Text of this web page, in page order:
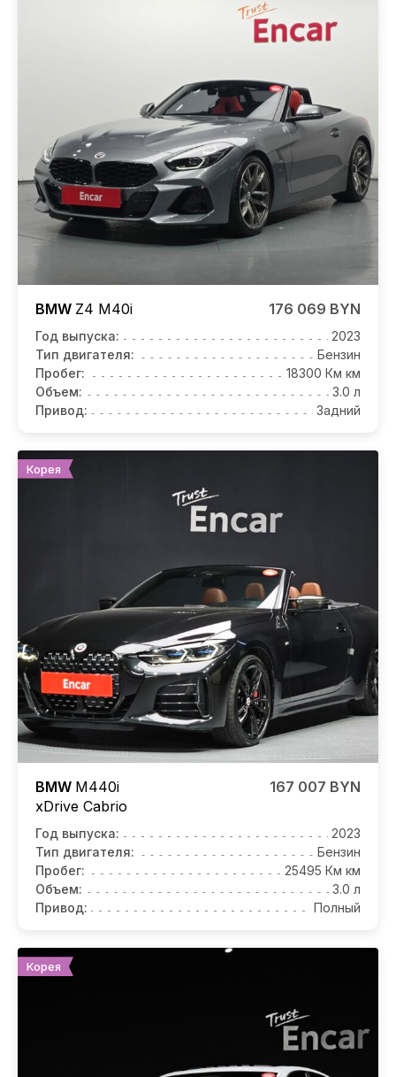
BMW Z4 M40i 176 069 BYN
Год выпуска:
2023
Тип двигателя:
Бензин
Пробег:
18300 Км км
Объем:
3.0 л
Привод:
Задний
Корея
BMW M440i
xDrive Cabrio
167 007 BYN
Год выпуска:
2023
Тип двигателя:
Бензин
Пробег:
25495 Км км
Объем:
3.0 л
Привод:
Полный
Корея